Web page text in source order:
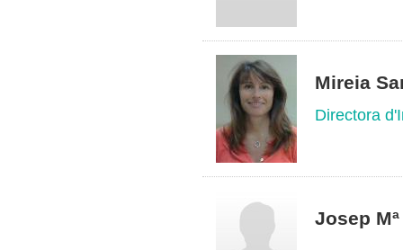
Mireia
Directora
Josep